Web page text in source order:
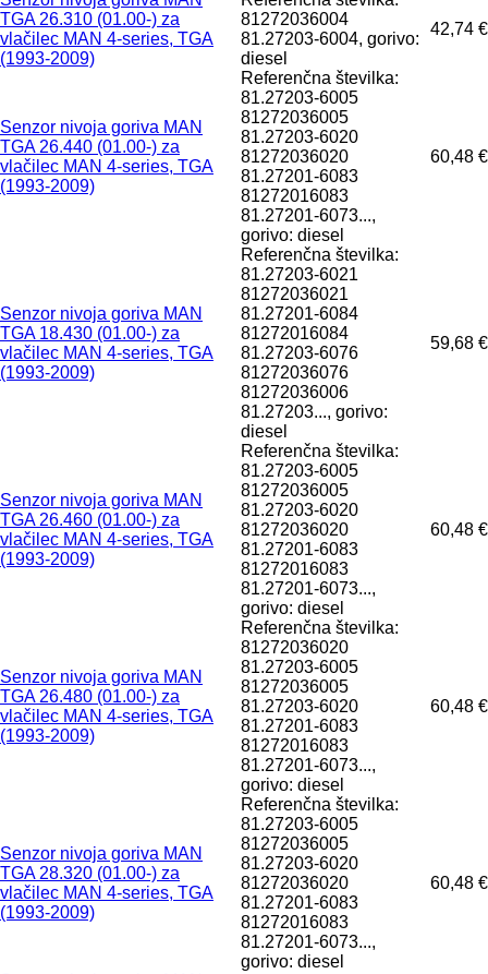
TGA 26.310 (01.00-) za
vlačilec MAN 4-series, TGA
(1993-2009)
81272036004
81.27203-6004, gorivo:
diesel
42,74 €
Senzor nivoja goriva MAN
TGA 26.440 (01.00-) za
vlačilec MAN 4-series, TGA
(1993-2009)
Referenčna številka:
81.27203-6005
81272036005
81.27203-6020
81272036020
81.27201-6083
81272016083
81.27201-6073...,
gorivo: diesel
60,48 €
Senzor nivoja goriva MAN
TGA 18.430 (01.00-) za
vlačilec MAN 4-series, TGA
(1993-2009)
Referenčna številka:
81.27203-6021
81272036021
81.27201-6084
81272016084
81.27203-6076
81272036076
81272036006
81.27203..., gorivo:
diesel
59,68 €
Senzor nivoja goriva MAN
TGA 26.460 (01.00-) za
vlačilec MAN 4-series, TGA
(1993-2009)
Referenčna številka:
81.27203-6005
81272036005
81.27203-6020
81272036020
81.27201-6083
81272016083
81.27201-6073...,
gorivo: diesel
60,48 €
Senzor nivoja goriva MAN
TGA 26.480 (01.00-) za
vlačilec MAN 4-series, TGA
(1993-2009)
Referenčna številka:
81272036020
81.27203-6005
81272036005
81.27203-6020
81.27201-6083
81272016083
81.27201-6073...,
gorivo: diesel
60,48 €
Senzor nivoja goriva MAN
TGA 28.320 (01.00-) za
vlačilec MAN 4-series, TGA
(1993-2009)
Referenčna številka:
81.27203-6005
81272036005
81.27203-6020
81272036020
81.27201-6083
81272016083
81.27201-6073...,
gorivo: diesel
60,48 €